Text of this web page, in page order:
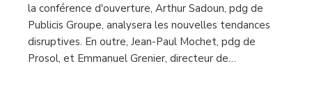
la conférence d'ouverture, Arthur Sadoun, pdg de
Publicis Groupe, analysera les nouvelles tendances
disruptives. En outre, Jean-Paul Mochet, pdg de
Prosol, et Emmanuel Grenier, directeur de…